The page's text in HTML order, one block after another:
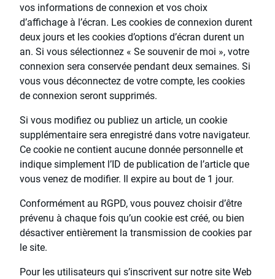
vos informations de connexion et vos choix
d’affichage à l’écran. Les cookies de connexion durent
deux jours et les cookies d’options d’écran durent un
an. Si vous sélectionnez « Se souvenir de moi », votre
connexion sera conservée pendant deux semaines. Si
vous vous déconnectez de votre compte, les cookies
de connexion seront supprimés.
Si vous modifiez ou publiez un article, un cookie
supplémentaire sera enregistré dans votre navigateur.
Ce cookie ne contient aucune donnée personnelle et
indique simplement l’ID de publication de l’article que
vous venez de modifier. Il expire au bout de 1 jour.
Conformément au RGPD, vous pouvez choisir d’être
prévenu à chaque fois qu’un cookie est créé, ou bien
désactiver entièrement la transmission de cookies par
le site.
Pour les utilisateurs qui s’inscrivent sur notre site Web